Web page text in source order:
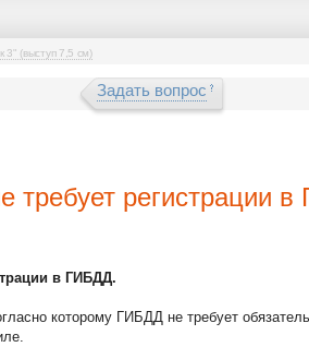
3" (выступ 7,5 см)
Задать вопрос
требует регистрации
в ГИБДД.
которому ГИБДД не требует